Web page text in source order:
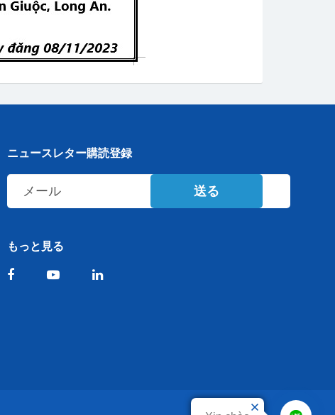
ニュースレター購読登録
送る
もっと見る